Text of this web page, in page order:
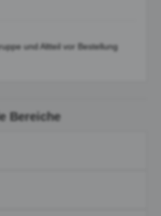
und Altteil vor Bestellung
Bereiche